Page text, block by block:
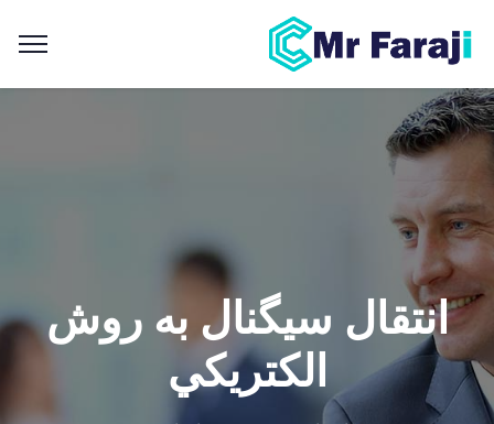
انتقال سيگنال به روش
الكتريكي